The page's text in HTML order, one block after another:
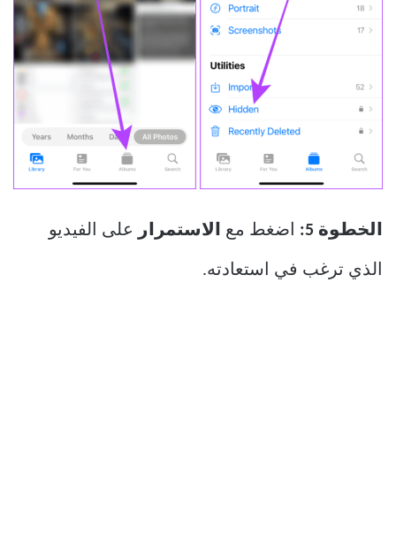
الخطوة 5: اضغط مع الاستمرار على الفيديو
الذي ترغب في استعادته.